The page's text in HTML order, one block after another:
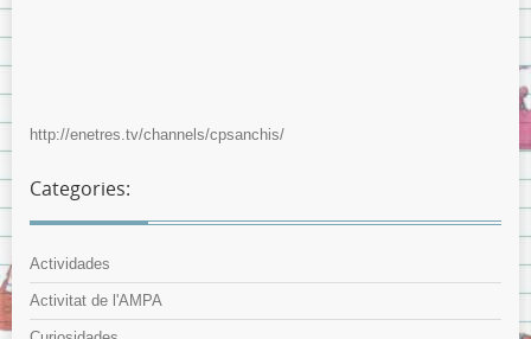
http://enetres.tv/channels/cpsanchis/
Categories:
Actividades
Activitat de l'AMPA